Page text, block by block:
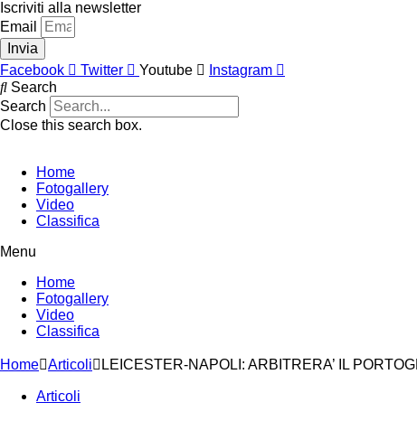
Vai
al
contenuto
Iscriviti alla newsletter
Email
Invia
Facebook
Twitter Youtube
Instagram
Search
Search
Close this search box.
Home
Fotogallery
Video
Classifica
Menu
Home
Fotogallery
Video
Classifica
Home Articoli LEICESTER-NAPOLI: ARBITRERA’ IL
Articoli